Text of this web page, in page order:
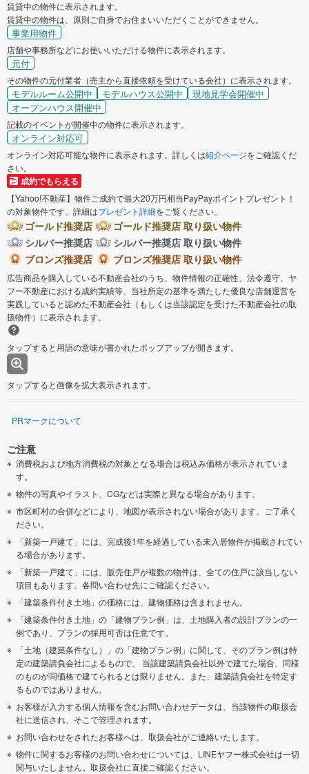
賃貸中の物件に表示されます。
賃貸中の物件は、原則ご自身でお住まいいただくことができません。
事業用物件
店舗や事務所などにお使いいただける物件に表示されます。
元付
その物件の元付業者（売主から直接依頼を受けている会社）に表示されます。
モデルルーム公開中 モデルハウス公開中
現地見学会開催中
オープンハウス開催中
記載のイベントが開催中の物件に表示されます。
オンライン対応可
オンライン対応可能な物件に表示されます。詳しくは紹介ページをご確認くだ
さい。
成約でもらえる
【Yahoo!不動産】物件ご成約で最大20万円相当PayPayポイントプレゼント！
の対象物件です。詳細はプレゼント詳細をご覧ください。
ゴールド推奨店
ゴールド推奨店 取り扱い物件
シルバー推奨店
シルバー推奨店 取り扱い物件
ブロンズ推奨店
ブロンズ推奨店 取り扱い物件
広告商品を購入している不動産会社のうち、物件情報の正確性、法令遵守、ヤ
フー不動産における成約実績等、当社所定の基準を満たした優良な店舗運営を
実践していると認めた不動産会社（もしくは当該認定を受けた不動産会社の取
扱物件）に表示されます。
タップすると用語の意味が書かれたポップアップが開きます。
タップすると画像を拡大表示されます。
PRマークについて
ご注意
消費税および地方消費税の対象となる場合は税込み価格が表示されていま
す。
物件の写真やイラスト、CGなどは実際と異なる場合があります。
市区町村の合併などにより、地図が表示されない場合があります。ご了承く
ださい。
「新築一戸建て」には、完成後1年を経過している未入居物件が掲載されてい
る場合があります。
「新築一戸建て」には、販売住戸が複数の物件は、全ての住戸に該当しない
項目もあります。各問い合わせ先にご確認ください。
「建築条件付き土地」の価格には、建物価格は含まれません。
「建築条件付き土地」の「建物プラン例」は、土地購入者の設計プランの一
例であり、プランの採用可否は任意です。
「土地（建築条件なし）」の「建物プラン例」に関して、そのプラン例は特
定の建築請負会社によるもので、 当該建築請負会社以外で建てた場合、同様
のものが同価格で建てられるとは限りません。また、建築請負会社を特定す
るものではありません。
お客様が入力する個人情報を含むお問い合わせデータは、当該物件の取扱会
社に送信され、そこで管理されます。
お問い合わせをされたお客様へは、取扱会社がご連絡いたします。
物件に関するお客様のお問い合わせについては、LINEヤフー株式会社は一切
関与いたしません。取扱会社に直接ご確認ください。